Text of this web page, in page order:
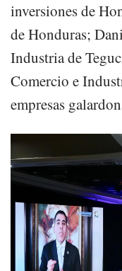
inversiones de
de Honduras;
Industria de
Comercio e
empresas